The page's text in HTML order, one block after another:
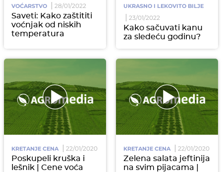
VOĆARSTVO 28/01/2022
Saveti: Kako zaštititi
voćnjak od niskih
temperatura
UKRASNO I LEKOVITO BILJE
23/01/2022
Kako sačuvati kanu
za sledeću godinu?
KRETANJE CENA 22/01/2020
Poskupeli kruška i
lešnik | Cene voća
KRETANJE CENA 22/01/2020
Zelena salata jeftinija
na svim pijacama |